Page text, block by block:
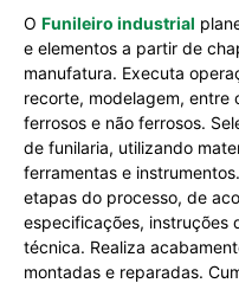
O Funileiro industrial
e elementos a partir de
manufatura. Executa
recorte, modelagem, entre
ferrosos e não ferrosos.
de funilaria, utilizando
ferramentas e
etapas do processo, de
especificações, instruções
técnica. Realiza
montadas e reparadas.